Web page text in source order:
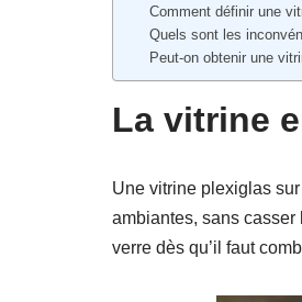
Comment définir une
Quels sont les
Peut-on obtenir une
La vitrine
Une vitrine plexiglas
ambiantes, sans
verre dès qu’il faut